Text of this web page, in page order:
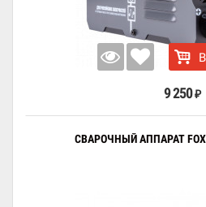
9 250 ₽
СВАРОЧНЫЙ АППАРАТ